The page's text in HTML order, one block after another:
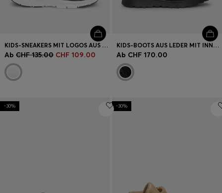
KIDS-SNEAKERS MIT LOGOS AUS LEDER UND MESH
Ab CHF 135.00 CHF 109.00
KIDS-BOOTS AUS LEDER MIT INNENFUTTER AUS SHEARLING-IMITAT
Ab CHF 170.00
-30% -30%